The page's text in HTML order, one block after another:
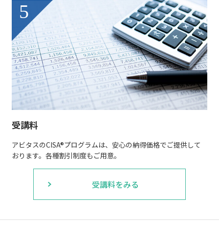
5
受講料
アビタスのCISA®プログラムは、安心の納得価格でご提供して
おります。各種割引制度もご用意。
受講料をみる